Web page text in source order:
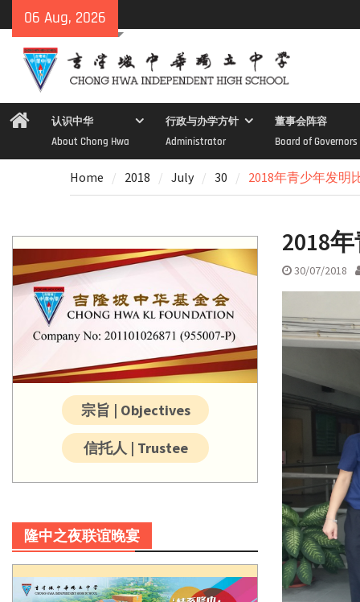
to
content
06 Aug, 2026
Home认识中华
About Chong Hwa
行政与办学方针
Administrator
董事会阵容
Board of Governors
Home 2018 July 30 2018年青少年发明
2018
30/07/2018
宗旨 | Objectives
信托人 | Trustee
隆中之夜联谊晚宴